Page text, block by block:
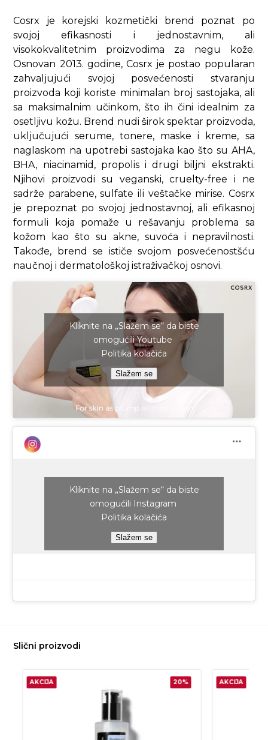
Cosrx je korejski kozmetički brend poznat po
svojoj efikasnosti i jednostavnim, ali
visokokvalitetnim proizvodima za negu kože.
Osnovan 2013. godine, Cosrx je postao popularan
zahvaljujući svojoj posvećenosti stvaranju
proizvoda koji koriste minimalan broj sastojaka, ali
sa maksimalnim učinkom, što ih čini idealnim za
osetljivu kožu. Brend nudi širok spektar proizvoda,
uključujući serume, tonere, maske i kreme, sa
naglaskom na upotrebi sastojaka kao što su AHA,
BHA, niacinamid, propolis i drugi biljni ekstrakti.
Njihovi proizvodi su veganski, cruelty-free i ne
sadrže parabene, sulfate ili veštačke mirise. Cosrx
je prepoznat po svojoj jednostavnoj, ali efikasnoj
formuli koja pomaže u rešavanju problema sa
kožom kao što su akne, suvoća i nepravilnosti.
Takođe, brend se ističe svojom posvećenostšću
naučnoj i dermatološkoj istraživačkoj osnovi.
Kliknite na „Slažem se“ da biste
omogućili Youtube
Politika kolačića
Slažem se
Kliknite na „Slažem se“ da biste
omogućili Instagram
Politika kolačića
Slažem se
Slični proizvodi
AKCIJA 20% AKCIJA